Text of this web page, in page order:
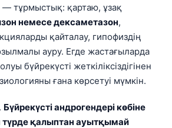
— тұрмыстық: қартаю, ұзақ
немесе дексаметазон,
қайталау, гипофиздің
ауру. Егде жастағыларда
бүйрекүсті жеткіліксіздігінен
ғана көрсетуі мүмкін.
Бүйрекүсті андрогендері көбіне
түрде қалыптан ауытқымай